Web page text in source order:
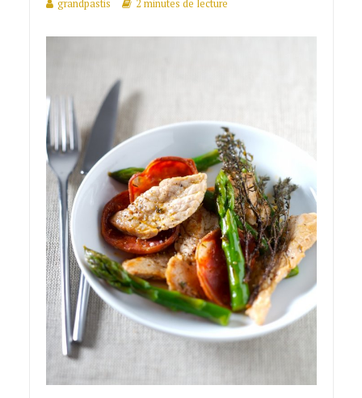
grandpastis
2 minutes de lecture